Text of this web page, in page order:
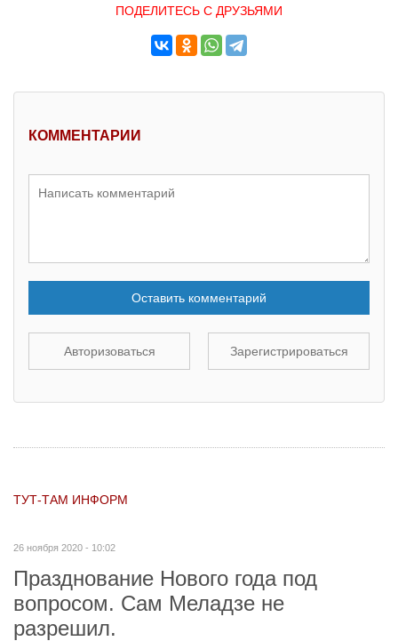
ПОДЕЛИТЕСЬ С ДРУЗЬЯМИ
КОММЕНТАРИИ
Оставить комментарий
Авторизоваться Зарегистрироваться
ТУТ-ТАМ ИНФОРМ
26 ноября 2020 - 10:02
Празднование Нового года под
вопросом. Сам Меладзе не
разрешил.